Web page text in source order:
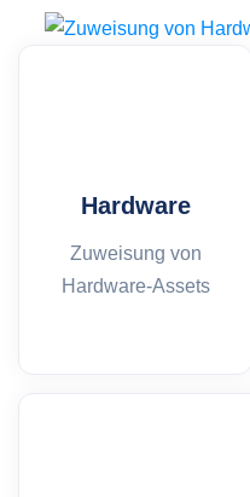
Hardware
Zuweisung von
Hardware-Assets